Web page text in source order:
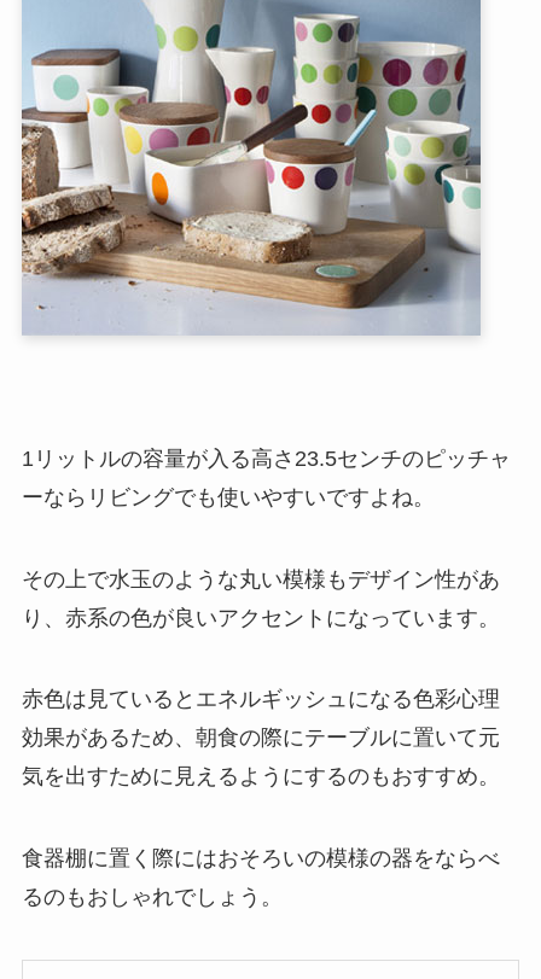
1リットルの容量が入る高さ23.5センチのピッチャ
ーならリビングでも使いやすいですよね。
その上で水玉のような丸い模様もデザイン性があ
り、赤系の色が良いアクセントになっています。
赤色は見ているとエネルギッシュになる色彩心理
効果があるため、朝食の際にテーブルに置いて元
気を出すために見えるようにするのもおすすめ。
食器棚に置く際にはおそろいの模様の器をならべ
るのもおしゃれでしょう。